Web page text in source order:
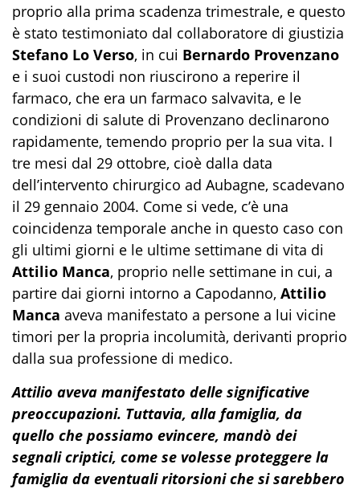
proprio alla prima scadenza trimestrale, e questo
è stato testimoniato dal collaboratore di giustizia
Stefano Lo Verso, in cui Bernardo Provenzano
e i suoi custodi non riuscirono a reperire il
farmaco, che era un farmaco salvavita, e le
condizioni di salute di Provenzano declinarono
rapidamente, temendo proprio per la sua vita. I
tre mesi dal 29 ottobre, cioè dalla data
dell’intervento chirurgico ad Aubagne, scadevano
il 29 gennaio 2004. Come si vede, c’è una
coincidenza temporale anche in questo caso con
gli ultimi giorni e le ultime settimane di vita di
Attilio Manca, proprio nelle settimane in cui, a
partire dai giorni intorno a Capodanno, Attilio
Manca aveva manifestato a persone a lui vicine
timori per la propria incolumità, derivanti proprio
dalla sua professione di medico.
Attilio aveva manifestato delle significative
preoccupazioni. Tuttavia, alla famiglia, da
quello che possiamo evincere, mandò dei
segnali criptici, come se volesse proteggere la
famiglia da eventuali ritorsioni che si sarebbero